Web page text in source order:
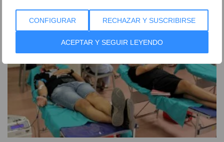
CONFIGURAR RECHAZAR Y SUSCRIBIRSE
ACEPTAR Y SEGUIR LEYENDO